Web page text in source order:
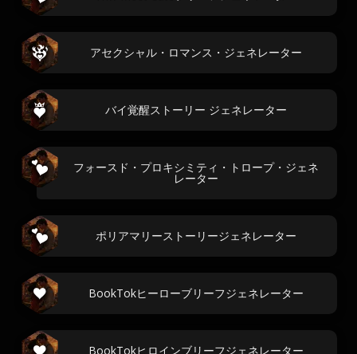
アセクシャル・ロマンス・ジェネレーター
バイ覚醒ストーリー ジェネレーター
フォースド・プロキシミティ・トロープ・ジェネ
レーター
ポリアマリーストーリージェネレーター
BookTokヒーローブリーフジェネレーター
BookTokヒロインブリーフジェネレーター